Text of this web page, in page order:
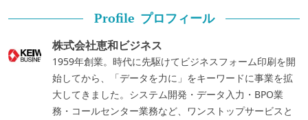
Profile プロフィール
株式会社恵和ビジネス
1959年創業。時代に先駆けてビジネスフォーム印刷を開
始してから、「データを力に」をキーワードに事業を拡
大してきました。システム開発・データ入力・BPO業
務・コールセンター業務など、ワンストップサービスと